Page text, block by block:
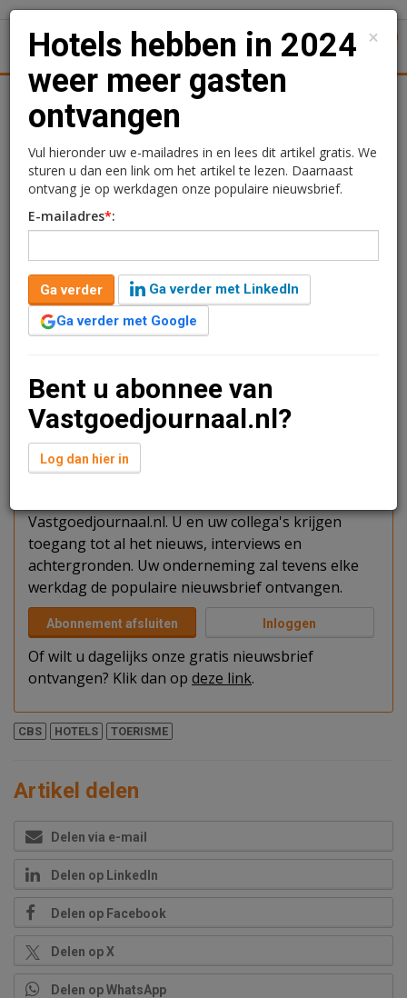
Achtergronden
Hotels hebben in 2024
weer meer gasten
ontvangen
Redactie
6 maart 2025 om 10:13
één jaar geleden aangepast
2 minuten leestijd
Nederlandse hotels hebben in 2024 vier procent meer
lieten zien.
Verder lezen?
U kunt het artikel niet volledig lezen omdat u nog
Vastgoedjournaal.nl. U en uw collega's krijgen
toegang tot al het nieuws, interviews en
achtergronden. Uw onderneming zal tevens elke
werkdag de populaire nieuwsbrief ontvangen.
Abonnement afsluiten Inloggen
Of wilt u dagelijks onze gratis nieuwsbrief
ontvangen? Klik dan op deze link.
CBS HOTELS TOERISME
Artikel delen
Delen via e-mail
Delen op LinkedIn
Delen op Facebook
Delen op X
Delen op WhatsApp
×
Hotels hebben in 2024
weer meer gasten
ontvangen
Vul hieronder uw e-mailadres in en lees dit artikel gratis. We
sturen u dan een link om het artikel te lezen. Daarnaast
ontvang je op werkdagen onze populaire nieuwsbrief.
E-mailadres*:
Ga verder
Ga verder met LinkedIn
Ga verder met Google
Bent u abonnee van
Vastgoedjournaal.nl?
Log dan hier in